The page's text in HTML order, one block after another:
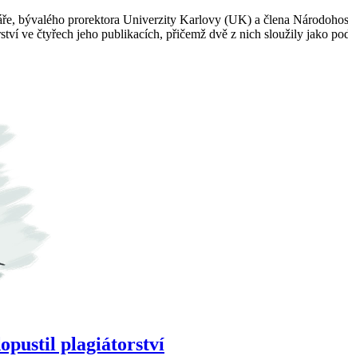
bývalého prorektora Univerzity Karlovy (UK) a člena
ve čtyřech jeho publikacích, přičemž dvě z nich sloužily jako
plagiátorství